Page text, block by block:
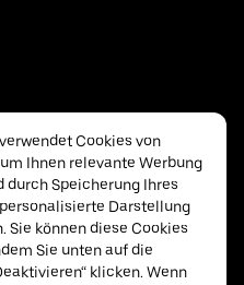
Cookies von
Ihnen relevante Werbung
durch Speicherung Ihres
Darstellung
Sie können diese Cookies
Sie unten auf die
klicken. Wenn